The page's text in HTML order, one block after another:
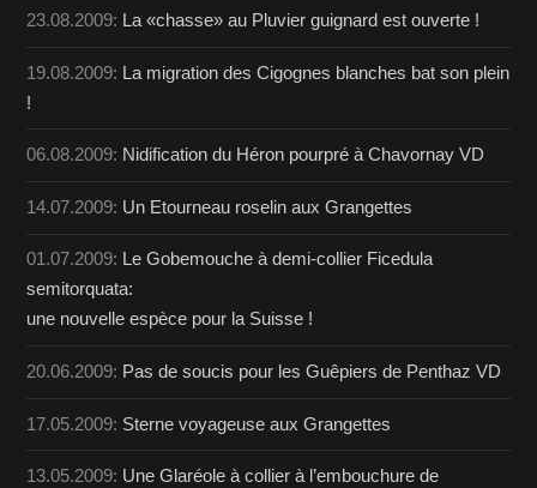
23.08.2009: La «chasse» au Pluvier guignard est ouverte !
19.08.2009: La migration des Cigognes blanches bat son plein
!
06.08.2009: Nidification du Héron pourpré à Chavornay VD
14.07.2009: Un Etourneau roselin aux Grangettes
01.07.2009: Le Gobemouche à demi-collier Ficedula
semitorquata:
une nouvelle espèce pour la Suisse !
20.06.2009: Pas de soucis pour les Guêpiers de Penthaz VD
17.05.2009: Sterne voyageuse aux Grangettes
13.05.2009: Une Glaréole à collier à l’embouchure de